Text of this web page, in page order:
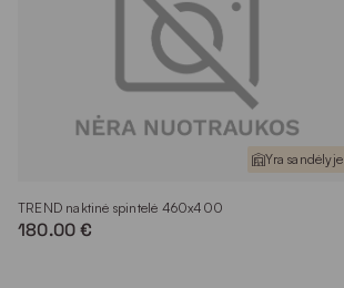
Yra sandėlyje
TREND naktinė spintelė 460x400
180.00 €